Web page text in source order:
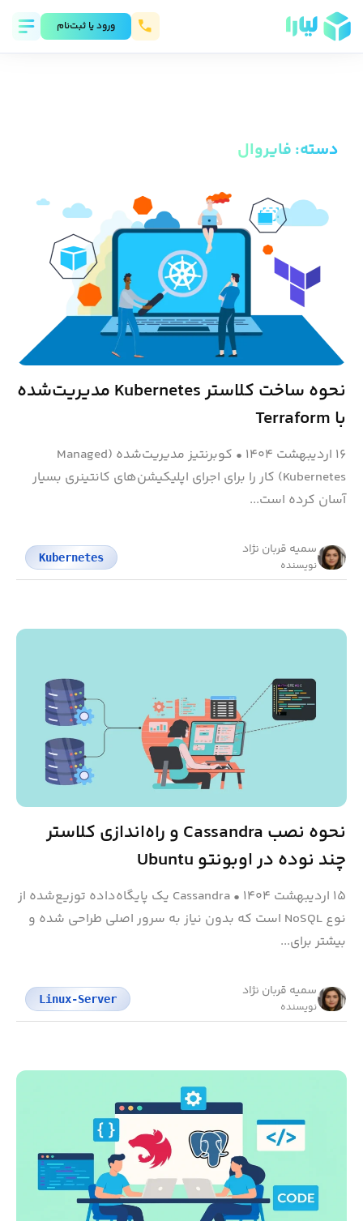
ورود يا ثبت‌نام
دسته:فایروال
نحوه ساخت کلاستر Kubernetes مدیریت‌شده
با Terraform
۱۶ اردیبهشت ۱۴۰۴ •
کوبرنتیز مدیریت‌شده (Managed
Kubernetes) کار را برای اجرای اپلیکیشن‌های کانتینری بسیار
آسان کرده است...
سمیه قربان نژاد
نویسنده
Kubernetes
نحوه نصب Cassandra و راه‌اندازی کلاستر
چند نوده در اوبونتو Ubuntu
۱۵ اردیبهشت ۱۴۰۴ •
Cassandra یک پایگاه‌داده توزیع‌شده از
نوع NoSQL است که بدون نیاز به سرور اصلی طراحی شده و
بیشتر برای...
سمیه قربان نژاد
نویسنده
Linux-Server